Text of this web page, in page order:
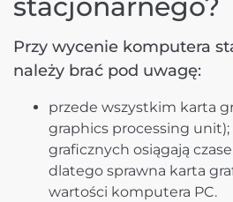
stacjonarnego?
Przy wycenie komputera
należy brać pod uwagę:
przede wszystkim karta
graphics processing
graficznych osiągają
dlatego sprawna karta
wartości komputera PC.